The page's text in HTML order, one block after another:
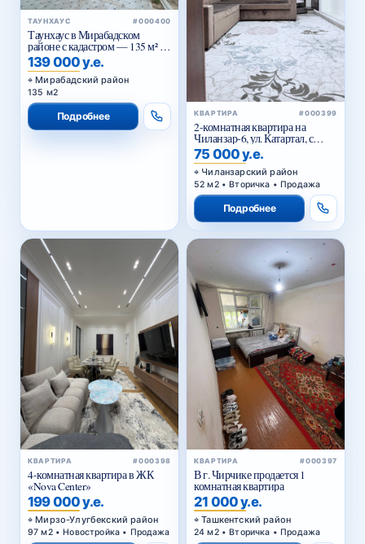
ТАУНХАУС #000400
Таунхаус в Мирабадском
районе с кадастром — 135 м² от
застройщика
139 000 у.е.
Мирабадский район
135 м2
Подробнее КВАРТИРА #000399
2-комнатная квартира на
Чиланзар-6, ул. Катартал, с
мебелью и техникой
75 000 у.е.
Чиланзарский район
52 м2 • Вторичка • Продажа
Подробнее
КВАРТИРА #000398
4-комнатная квартира в ЖК
«Nova Center»
199 000 у.е.
Мирзо-Улугбекский район
97 м2 • Новостройка • Продажа
КВАРТИРА #000397
В г. Чирчике продается 1
комнатная квартира
21 000 у.е.
Ташкентский район
24 м2 • Вторичка • Продажа